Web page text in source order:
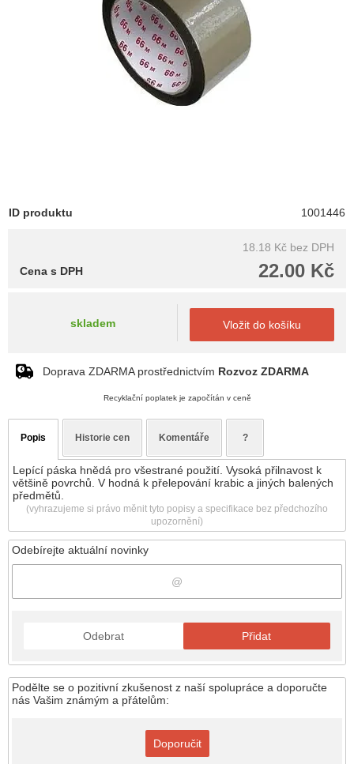
Odebírejte aktuální novinky
Odebrat Přidat
Podělte se o pozitivní zkušenost z naší spolupráce a doporučte
nás Vašim známým a přátelům:
Doporučit
ID produktu 1001446
18.18 Kč bez DPH
22.00 Kč
Cena s DPH
skladem Vložit do košíku
Doprava ZDARMA prostřednictvím Rozvoz ZDARMA
Recyklační poplatek je započítán v ceně
Popis Historie cen Komentáře ?
Lepící páska hnědá pro všestrané použití. Vysoká přilnavost k
většině povrchů. V hodná k přelepování krabic a jiných balených
předmětů.
(vyhrazujeme si právo měnit tyto popisy a specifikace bez předchozího
upozornění)